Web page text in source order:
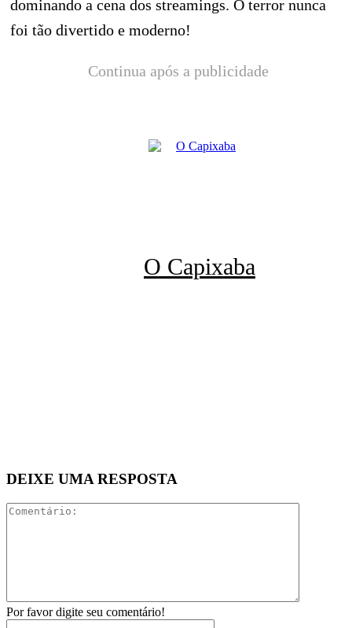
dominando a cena dos streamings. O terror nunca
foi tão divertido e moderno!
Continua após a publicidade
O Capixaba
DEIXE UMA RESPOSTA
Por favor digite seu comentário!